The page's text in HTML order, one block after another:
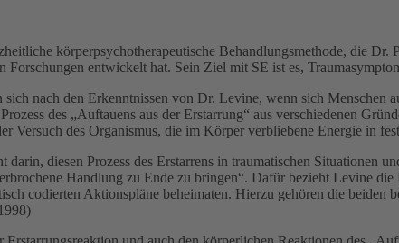
körperpsychotherapeutische Behandlungsmethode, die
Forschungen entwickelt hat. Sein Ziel mit SE ist es,
sich nach den Erkenntnissen von Dr. Levine, wenn sich Menschen
des „Auftauens aus der Erstarrung“ aus verschiedenen
Versuch des Organismus, die im Körper verbliebene Energie in
darin, diesen Prozess des Erstarrens in traumatischen Situationen
Handlung zu Ende zu bringen“. Dafür bezieht Levine
codierten Aktionspläne beheimaten. Hierzu gehören die